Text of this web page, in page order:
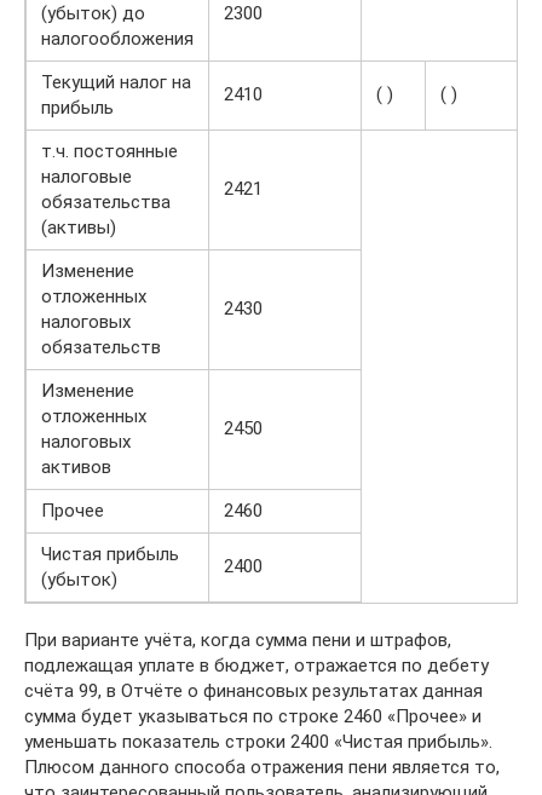
(убыток) до
налогообложения
2300
Текущий налог на
прибыль
2410 ( ) ( )
т.ч. постоянные
налоговые
обязательства
(активы)
2421
Изменение
отложенных
налоговых
обязательств
2430
Изменение
отложенных
налоговых
активов
2450
Прочее
2460
Чистая прибыль
(убыток)
2400
При варианте учёта, когда сумма пени и штрафов,
подлежащая уплате в бюджет, отражается по дебету
счёта 99, в Отчёте о финансовых результатах данная
сумма будет указываться по строке 2460 «Прочее» и
уменьшать показатель строки 2400 «Чистая прибыль».
Плюсом данного способа отражения пени является то,